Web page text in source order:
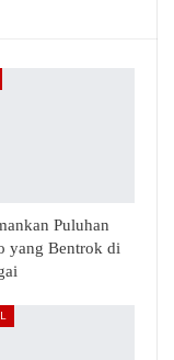
Puluhan
yang Bentrok di